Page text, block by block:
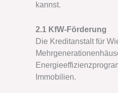
kannst.
2.1 KfW-Förderung
Die Kreditanstalt für
Immobilien.